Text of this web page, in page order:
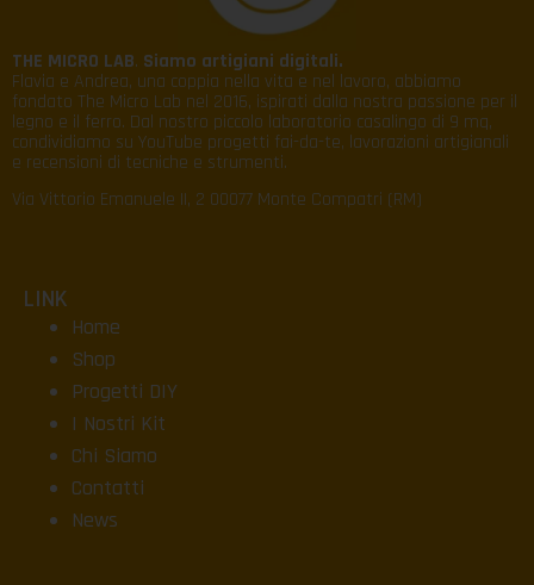
THE MICRO LAB. Siamo artigiani digitali.
Flavia e Andrea, una coppia nella vita e nel lavoro, abbiamo
fondato The Micro Lab nel 2016, ispirati dalla nostra passione per il
legno e il ferro. Dal nostro piccolo laboratorio casalingo di 9 mq,
condividiamo su YouTube progetti fai-da-te, lavorazioni artigianali
e recensioni di tecniche e strumenti.
Via Vittorio Emanuele II, 2 00077 Monte Compatri (RM)
LINK
Home
Shop
Progetti DIY
I Nostri Kit
Chi Siamo
Contatti
News